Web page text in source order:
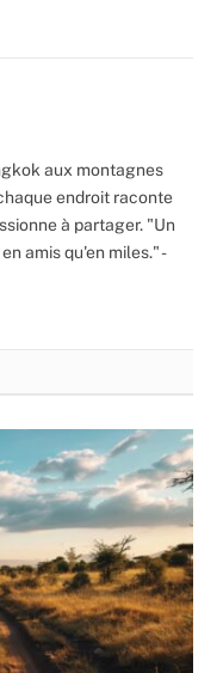
aux montagnes
endroit raconte
à partager. "Un
amis qu'en miles." -